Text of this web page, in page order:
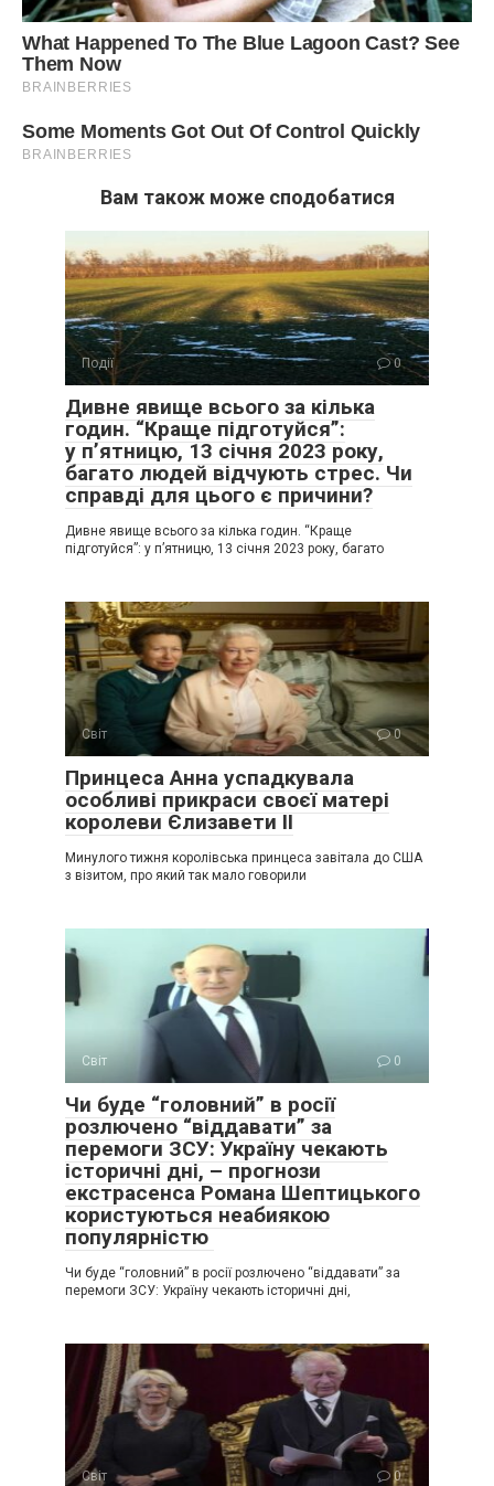
Вам також може сподобатися
Події 0
Дивне явище всього за кілька
годин. “Краще підготуйся”:
у п’ятницю, 13 січня 2023 року,
багато людей відчують стрес. Чи
справді для цього є причини?
Дивне явище всього за кілька годин. “Краще
підготуйся”: у п’ятницю, 13 січня 2023 року, багато
Світ 0
Принцеса Анна успадкувала
особливі прикраси своєї матері
королеви Єлизавети II
Минулого тижня королівська принцеса завітала до США
з візитом, про який так мало говорили
Світ 0
Чи буде “головний” в росії
розлючено “віддавати” за
перемоги ЗСУ: Україну чекають
історичні дні, – прогнози
екстрасенса Романа Шептицького
користуються неабиякою
популярністю
Чи буде “головний” в росії розлючено “віддавати” за
перемоги ЗСУ: Україну чекають історичні дні,
Світ 0